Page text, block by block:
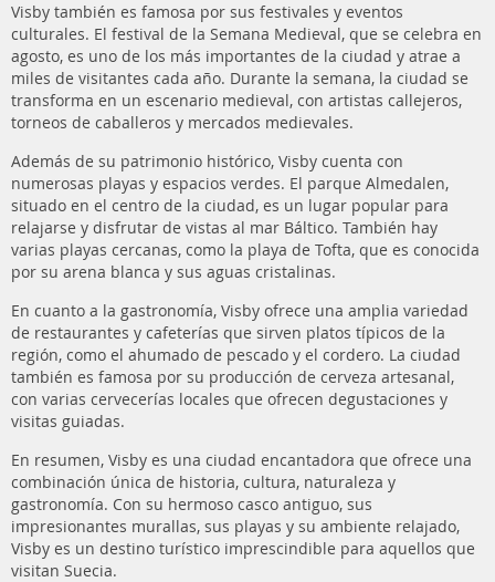
Visby también es famosa por sus festivales y eventos
culturales. El festival de la Semana Medieval, que se celebra en
agosto, es uno de los más importantes de la ciudad y atrae a
miles de visitantes cada año. Durante la semana, la ciudad se
transforma en un escenario medieval, con artistas callejeros,
torneos de caballeros y mercados medievales.
Además de su patrimonio histórico, Visby cuenta con
numerosas playas y espacios verdes. El parque Almedalen,
situado en el centro de la ciudad, es un lugar popular para
relajarse y disfrutar de vistas al mar Báltico. También hay
varias playas cercanas, como la playa de Tofta, que es conocida
por su arena blanca y sus aguas cristalinas.
En cuanto a la gastronomía, Visby ofrece una amplia variedad
de restaurantes y cafeterías que sirven platos típicos de la
región, como el ahumado de pescado y el cordero. La ciudad
también es famosa por su producción de cerveza artesanal,
con varias cervecerías locales que ofrecen degustaciones y
visitas guiadas.
En resumen, Visby es una ciudad encantadora que ofrece una
combinación única de historia, cultura, naturaleza y
gastronomía. Con su hermoso casco antiguo, sus
impresionantes murallas, sus playas y su ambiente relajado,
Visby es un destino turístico imprescindible para aquellos que
visitan Suecia.